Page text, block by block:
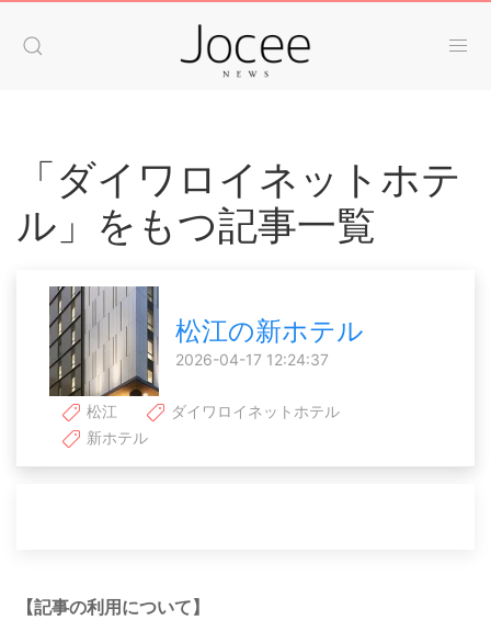
「ダイワロイネットホテ
ル」をもつ記事一覧
松江の新ホテル
2026-04-17 12:24:37
松江
ダイワロイネットホテル
新ホテル
【記事の利用について】